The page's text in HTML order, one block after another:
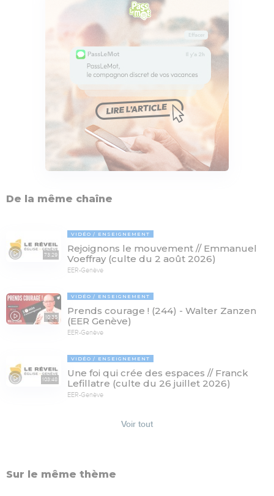
De la même chaîne
73:29
VIDÉO ENSEIGNEMENT
Rejoignons le mouvement // Emmanuel
Voeffray (culte du 2 août 2026)
EER-Genève
10:35
VIDÉO ENSEIGNEMENT
Prends courage ! (244) - Walter Zanzen
(EER Genève)
EER-Genève
103:48
VIDÉO ENSEIGNEMENT
Une foi qui crée des espaces // Franck
Lefillatre (culte du 26 juillet 2026)
EER-Genève
Voir tout
Sur le même thème